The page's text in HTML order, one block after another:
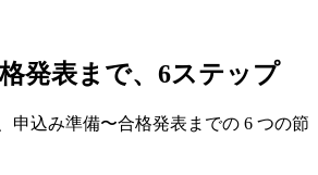
発表まで、6ステップ
申込み準備〜合格発表までの 6 つの節